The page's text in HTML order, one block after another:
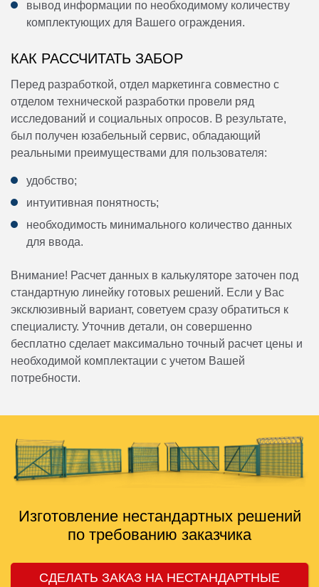
вывод информации по необходимому количеству
комплектующих для Вашего ограждения.
КАК РАССЧИТАТЬ ЗАБОР
Перед разработкой, отдел маркетинга совместно с
отделом технической разработки провели ряд
исследований и социальных опросов. В результате,
был получен юзабельный сервис, обладающий
реальными преимуществами для пользователя:
удобство;
интуитивная понятность;
необходимость минимального количество данных
для ввода.
Внимание! Расчет данных в калькуляторе заточен под
стандартную линейку готовых решений. Если у Вас
эксклюзивный вариант, советуем сразу обратиться к
специалисту. Уточнив детали, он совершенно
бесплатно сделает максимально точный расчет цены и
необходимой комплектации с учетом Вашей
потребности.
Изготовление нестандартных решений
по требованию заказчика
СДЕЛАТЬ ЗАКАЗ НА НЕСТАНДАРТНЫЕ